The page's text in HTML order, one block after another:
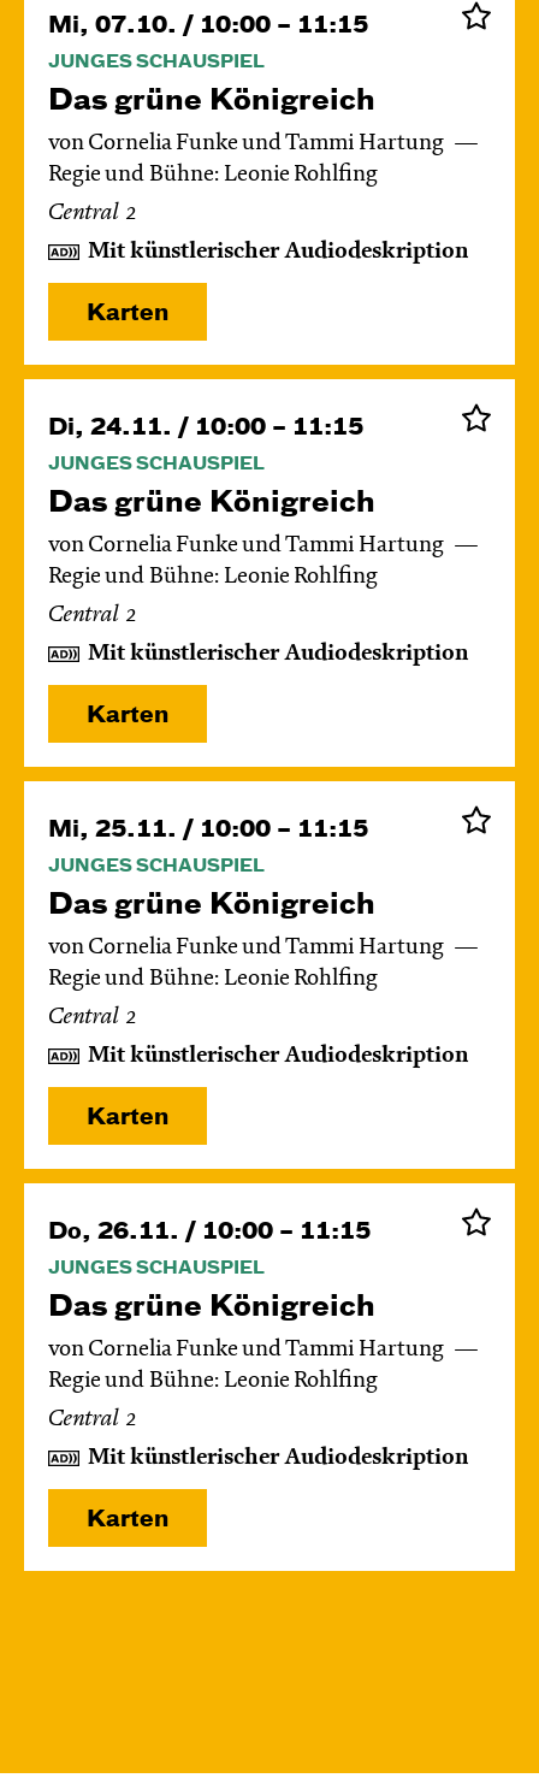
Mi, 07.10. / 10:00 – 11:15
JUNGES SCHAUSPIEL
Das grüne König­reich
von Cornelia Funke und Tammi Hartung
Regie und Bühne: Leonie Rohlfing
Central 2
Mit künstlerischer Audiodeskription
Karten
Di, 24.11. / 10:00 – 11:15
JUNGES SCHAUSPIEL
Das grüne König­reich
von Cornelia Funke und Tammi Hartung
Regie und Bühne: Leonie Rohlfing
Central 2
Mit künstlerischer Audiodeskription
Karten
Mi, 25.11. / 10:00 – 11:15
JUNGES SCHAUSPIEL
Das grüne König­reich
von Cornelia Funke und Tammi Hartung
Regie und Bühne: Leonie Rohlfing
Central 2
Mit künstlerischer Audiodeskription
Karten
Do, 26.11. / 10:00 – 11:15
JUNGES SCHAUSPIEL
Das grüne König­reich
von Cornelia Funke und Tammi Hartung
Regie und Bühne: Leonie Rohlfing
Central 2
Mit künstlerischer Audiodeskription
Karten